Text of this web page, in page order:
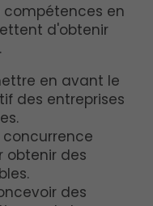
compétences en
d'obtenir
en avant le
des entreprises
concurrence
obtenir des
des